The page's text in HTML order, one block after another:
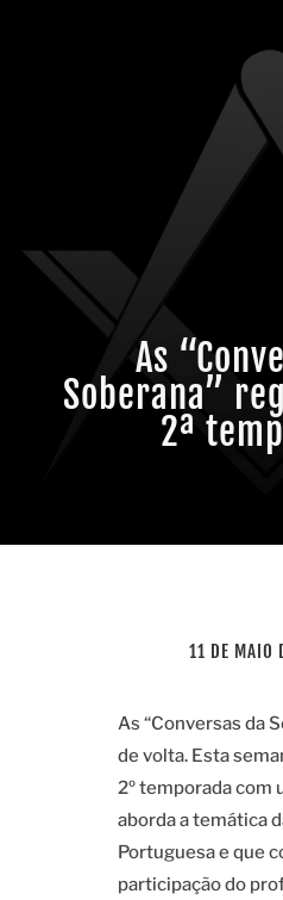
As
Soberana”
2ª
11 DE MAIO
As “Conversas da
de volta. Esta
2º temporada com
aborda a temática
Portuguesa e que
participação do